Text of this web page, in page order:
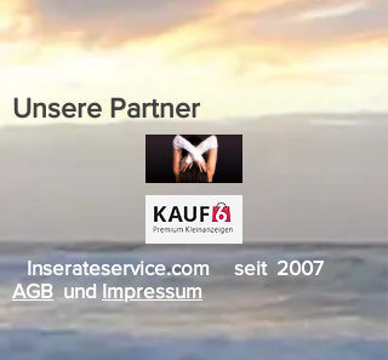
Unsere Partner
Inserateservice.com seit 2007
AGBundImpressum